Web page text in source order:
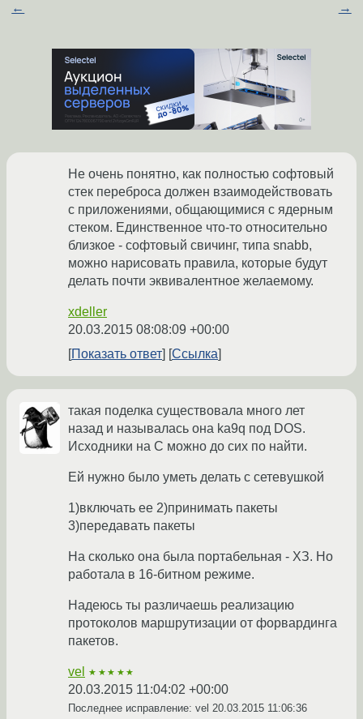
← →
Не очень понятно, как полностью софтовый
стек переброса должен взаимодействовать
с приложениями, общающимися с ядерным
стеком. Единственное что-то относительно
близкое - софтовый свичинг, типа snabb,
можно нарисовать правила, которые будут
делать почти эквивалентное желаемому.
xdeller
20.03.2015 08:08:09 +00:00
Показать ответ
Ссылка
такая поделка существовала много лет
назад и называлась она ka9q под DOS.
Исходники на С можно до сих по найти.
Ей нужно было уметь делать с сетевушкой
1)включать ее 2)принимать пакеты
3)передавать пакеты
На сколько она была портабельная - ХЗ. Но
работала в 16-битном режиме.
Надеюсь ты различаешь реализацию
протоколов маршрутизации от форвардинга
пакетов.
vel ★★★★★
20.03.2015 11:04:02 +00:00
Последнее исправление: vel 20.03.2015 11:06:36